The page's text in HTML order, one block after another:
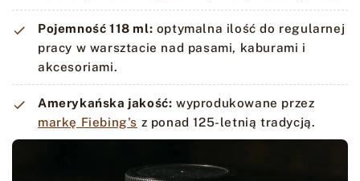
Pojemność 118 ml: optymalna ilość do regularnej
pracy w warsztacie nad pasami, kaburami i
akcesoriami.
Amerykańska jakość: wyprodukowane przez
markę Fiebing's z ponad 125-letnią tradycją.